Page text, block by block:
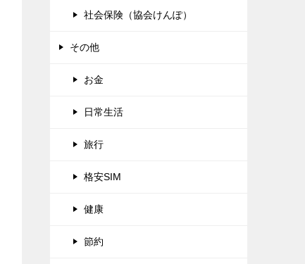
社会保険（協会けんぽ）
その他
お金
日常生活
旅行
格安SIM
健康
節約